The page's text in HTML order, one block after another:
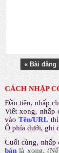
« Bài
CÁCH NHẬP
Đầu tiên, nhấp
Viết xong, nhấp
vào Tên/URL
Ô phía dưới, ghi
Cuối cùng, nhấp
bản là xong.